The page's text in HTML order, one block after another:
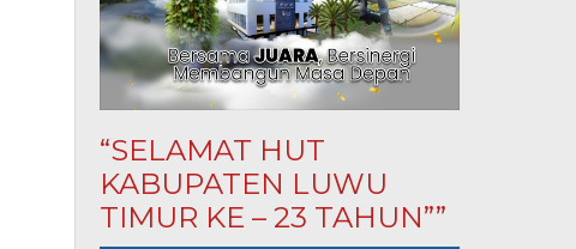
“SELAMAT HUT
KABUPATEN LUWU
TIMUR KE – 23 TAHUN””